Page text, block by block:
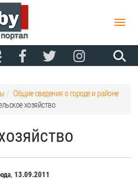
Toggle
Общие сведения о городе и районе
хозяйство
, 13.09.2011